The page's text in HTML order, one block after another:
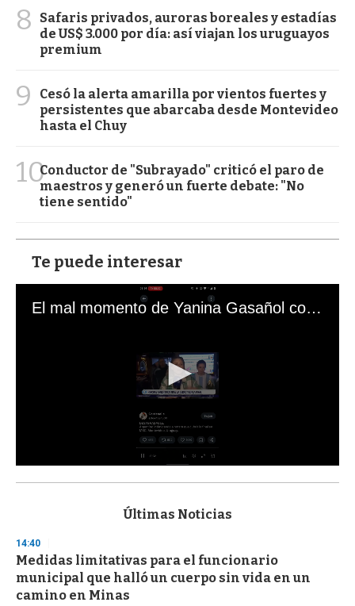
8
Safaris privados, auroras boreales y estadías
de US$ 3.000 por día: así viajan los uruguayos
premium
9
Cesó la alerta amarilla por vientos fuertes y
persistentes que abarcaba desde Montevideo
hasta el Chuy
10Conductor de "Subrayado" criticó el paro de
maestros y generó un fuerte debate: "No
tiene sentido"
Te puede interesar
El mal momento de Yanina Gasañol con un hincha argentino en "Subrayado"
s
d
s
o
f
3
Últimas Noticias
14:40
Medidas limitativas para el funcionario
municipal que halló un cuerpo sin vida en un
camino en Minas